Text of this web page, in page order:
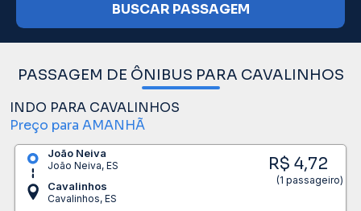
BUSCAR PASSAGEM
PASSAGEM DE ÔNIBUS PARA CAVALINHOS
INDO PARA CAVALINHOS
Preço para AMANHÃ
João Neiva
João Neiva, ES
Cavalinhos
Cavalinhos, ES
R$ 4,72
(1 passageiro)